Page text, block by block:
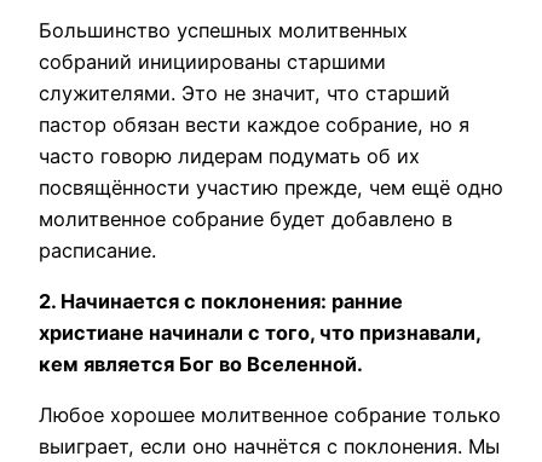
Большинство успешных молитвенных
собраний инициированы старшими
служителями. Это не значит, что старший
пастор обязан вести каждое собрание, но я
часто говорю лидерам подумать об их
посвящённости участию прежде, чем ещё одно
молитвенное собрание будет добавлено в
расписание.
2. Начинается с поклонения: ранние
христиане начинали с того, что признавали,
кем является Бог во Вселенной.
Любое хорошее молитвенное собрание только
выиграет, если оно начнётся с поклонения. Мы